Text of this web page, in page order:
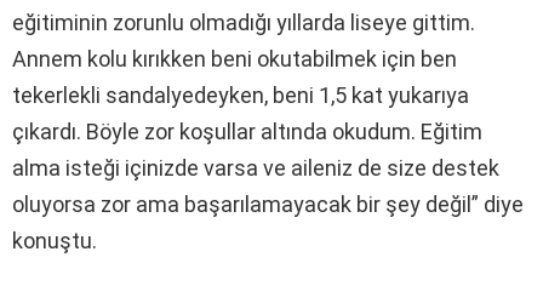
eğitiminin zorunlu olmadığı yıllarda liseye gittim.
Annem kolu kırıkken beni okutabilmek için ben
tekerlekli sandalyedeyken, beni 1,5 kat yukarıya
çıkardı. Böyle zor koşullar altında okudum. Eğitim
alma isteği içinizde varsa ve aileniz de size destek
oluyorsa zor ama başarılamayacak bir şey değil” diye
konuştu.